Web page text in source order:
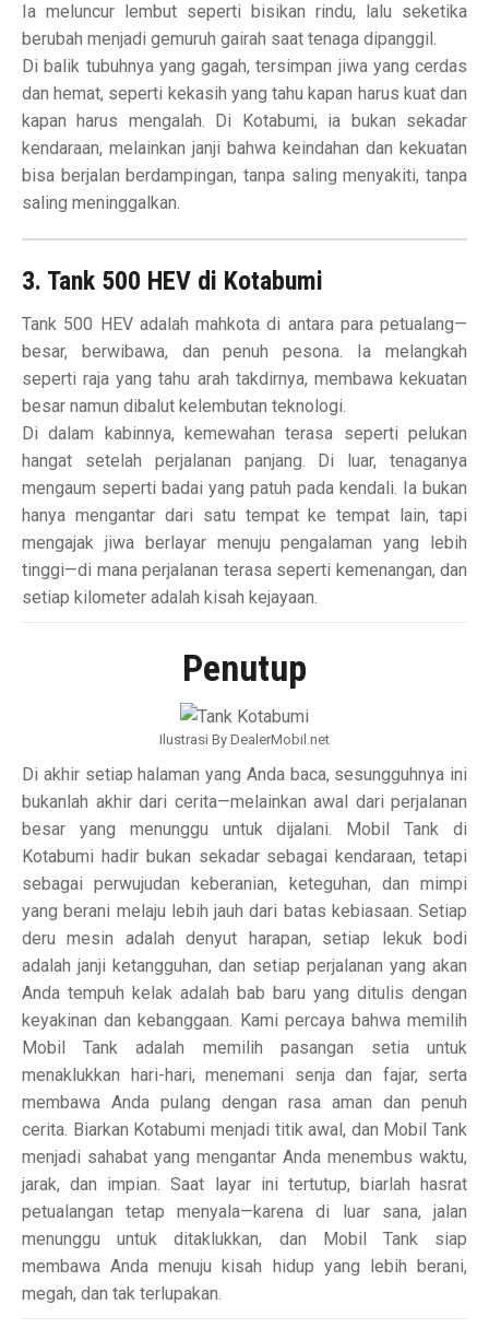
Ia meluncur lembut seperti bisikan rindu, lalu seketika
berubah menjadi gemuruh gairah saat tenaga dipanggil.
Di balik tubuhnya yang gagah, tersimpan jiwa yang cerdas
dan hemat, seperti kekasih yang tahu kapan harus kuat dan
kapan harus mengalah. Di Kotabumi, ia bukan sekadar
kendaraan, melainkan janji bahwa keindahan dan kekuatan
bisa berjalan berdampingan, tanpa saling menyakiti, tanpa
saling meninggalkan.
3. Tank 500 HEV di Kotabumi
Tank 500 HEV adalah mahkota di antara para petualang—
besar, berwibawa, dan penuh pesona. Ia melangkah
seperti raja yang tahu arah takdirnya, membawa kekuatan
besar namun dibalut kelembutan teknologi.
Di dalam kabinnya, kemewahan terasa seperti pelukan
hangat setelah perjalanan panjang. Di luar, tenaganya
mengaum seperti badai yang patuh pada kendali. Ia bukan
hanya mengantar dari satu tempat ke tempat lain, tapi
mengajak jiwa berlayar menuju pengalaman yang lebih
tinggi—di mana perjalanan terasa seperti kemenangan, dan
setiap kilometer adalah kisah kejayaan.
Penutup
Ilustrasi By DealerMobil.net
Di akhir setiap halaman yang Anda baca, sesungguhnya ini
bukanlah akhir dari cerita—melainkan awal dari perjalanan
besar yang menunggu untuk dijalani. Mobil Tank di
Kotabumi hadir bukan sekadar sebagai kendaraan, tetapi
sebagai perwujudan keberanian, keteguhan, dan mimpi
yang berani melaju lebih jauh dari batas kebiasaan. Setiap
deru mesin adalah denyut harapan, setiap lekuk bodi
adalah janji ketangguhan, dan setiap perjalanan yang akan
Anda tempuh kelak adalah bab baru yang ditulis dengan
keyakinan dan kebanggaan. Kami percaya bahwa memilih
Mobil Tank adalah memilih pasangan setia untuk
menaklukkan hari-hari, menemani senja dan fajar, serta
membawa Anda pulang dengan rasa aman dan penuh
cerita. Biarkan Kotabumi menjadi titik awal, dan Mobil Tank
menjadi sahabat yang mengantar Anda menembus waktu,
jarak, dan impian. Saat layar ini tertutup, biarlah hasrat
petualangan tetap menyala—karena di luar sana, jalan
menunggu untuk ditaklukkan, dan Mobil Tank siap
membawa Anda menuju kisah hidup yang lebih berani,
megah, dan tak terlupakan.